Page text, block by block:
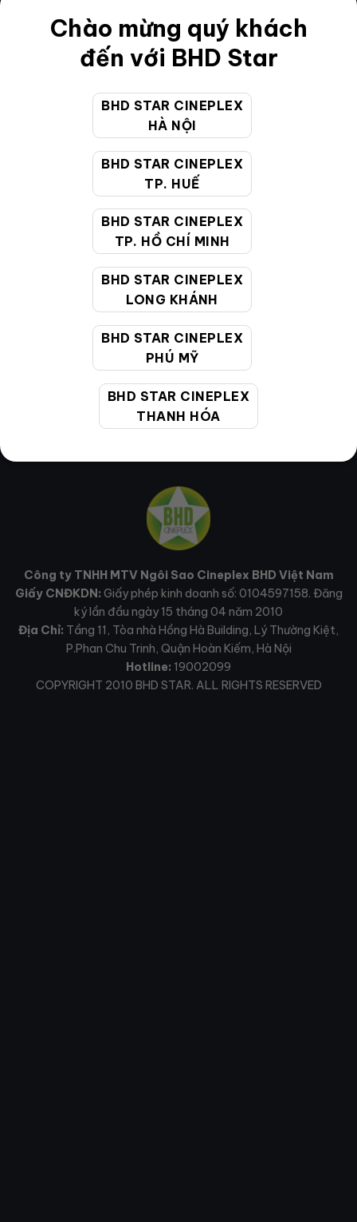
Chào mừng quý khách
đến với BHD Star
BHD STAR CINEPLEX
HÀ NỘI
BHD STAR CINEPLEX
TP. HUẾ
BHD STAR CINEPLEX
TP. HỒ CHÍ MINH
BHD STAR CINEPLEX
LONG KHÁNH
BHD STAR CINEPLEX
PHÚ MỸ
BHD STAR CINEPLEX
THANH HÓA
Điều khoản
Hướng dẫn đặt vé trực tuyến
Chính sách bảo vệ thông tin cá nhân của người tiêu
CHĂM SÓC KHÁCH HÀNG
19002099
gồm cả Lễ, Tết)
cskh@bhdstar.vn
MẠNG XÃ HỘI
Công ty TNHH MTV Ngôi Sao Cineplex BHD Việt Nam
Giấy CNĐKDN: Giấy phép kinh doanh số: 0104597158. Đăng
ký lần đầu ngày 15 tháng 04 năm 2010
Địa Chỉ: Tầng 11, Tòa nhà Hồng Hà Building, Lý Thường Kiệt,
P.Phan Chu Trinh, Quận Hoàn Kiếm, Hà Nội
Hotline: 19002099
COPYRIGHT 2010 BHD STAR. ALL RIGHTS RESERVED